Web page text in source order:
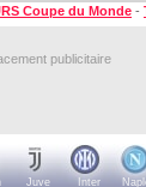
Coupe du Monde -
publicitaire
Juve Inter